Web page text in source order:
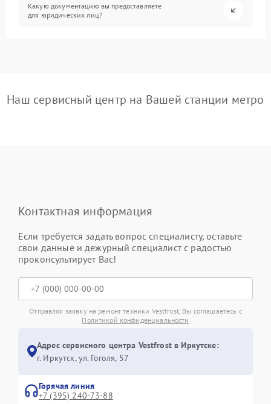
Какую документацию вы предоставляете
для юридических лиц?
Наш сервисный центр на Вашей станции метро
Контактная информация
Если требуется задать вопрос специалисту, оставьте
свои данные и дежурный специалист с радостью
проконсультирует Вас!
Отправляя заявку на ремонт техники Vestfrost, Вы соглашаетесь с
Политикой конфиденциальности
Адрес сервисного центра Vestfrost в Иркутске:
г. Иркутск, ул. ​Гоголя, 57
Горячая линия
+7 (395) 240-73-88